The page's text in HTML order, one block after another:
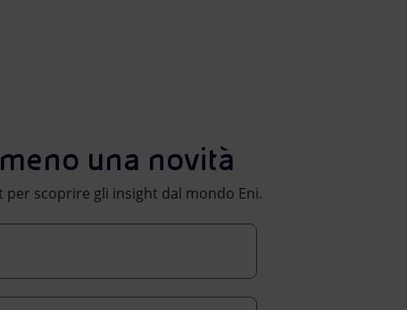
una novità
scoprire gli insight dal mondo Eni.